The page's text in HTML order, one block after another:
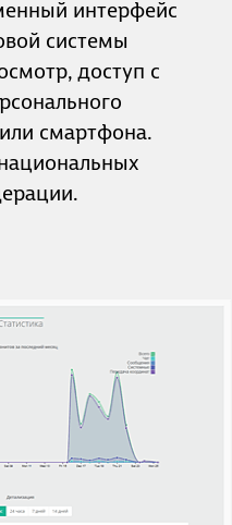
интерфейс
системы
доступ с
смартфона.